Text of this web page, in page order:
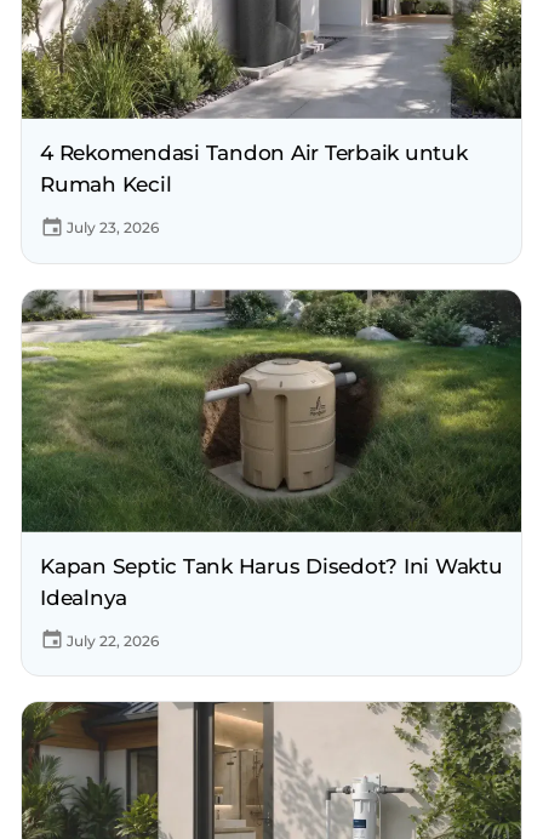
4 Rekomendasi Tandon Air Terbaik untuk
Rumah Kecil
July 23, 2026
Kapan Septic Tank Harus Disedot? Ini Waktu
Idealnya
July 22, 2026